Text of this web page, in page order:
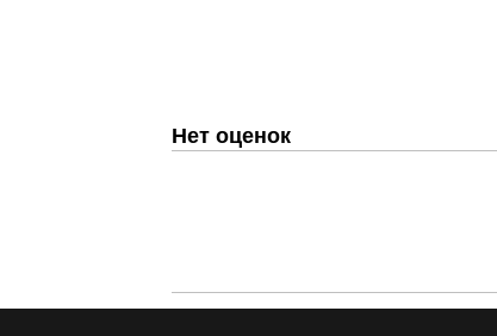
Нет оценок